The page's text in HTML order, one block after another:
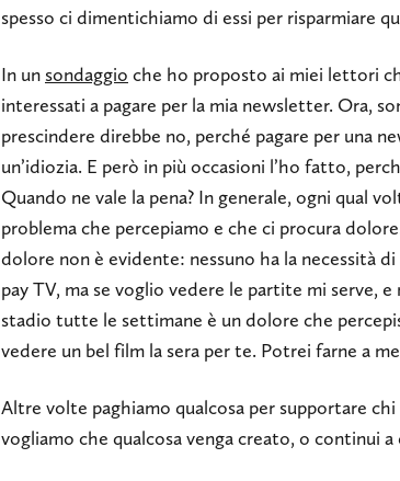
spesso ci dimentichiamo di essi per risparmiare
In un sondaggio che ho proposto ai miei lettori
interessati a pagare per la mia newsletter. Ora,
prescindere direbbe no, perché pagare per una
un’idiozia. E però in più occasioni l’ho fatto,
Quando ne vale la pena? In generale, ogni qual
problema che percepiamo e che ci procura
dolore non è evidente: nessuno ha la necessità di
pay TV, ma se voglio vedere le partite mi serve,
stadio tutte le settimane è un dolore che
vedere un bel film la sera per te. Potrei farne a
Altre volte paghiamo qualcosa per supportare chi
vogliamo che qualcosa venga creato, o continui a